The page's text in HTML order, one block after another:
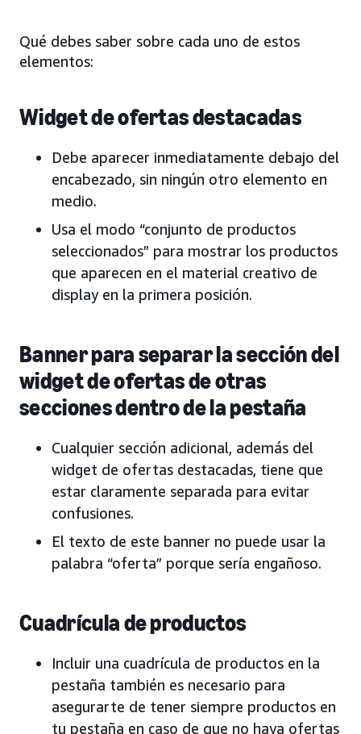
Qué debes saber sobre cada uno de estos
elementos:
Widget de ofertas destacadas
Debe aparecer inmediatamente debajo del
encabezado, sin ningún otro elemento en
medio.
Usa el modo “conjunto de productos
seleccionados” para mostrar los productos
que aparecen en el material creativo de
display en la primera posición.
Banner para separar la sección del
widget de ofertas de otras
secciones dentro de la pestaña
Cualquier sección adicional, además del
widget de ofertas destacadas, tiene que
estar claramente separada para evitar
confusiones.
El texto de este banner no puede usar la
palabra “oferta” porque sería engañoso.
Cuadrícula de productos
Incluir una cuadrícula de productos en la
pestaña también es necesario para
asegurarte de tener siempre productos en
tu pestaña en caso de que no haya ofertas